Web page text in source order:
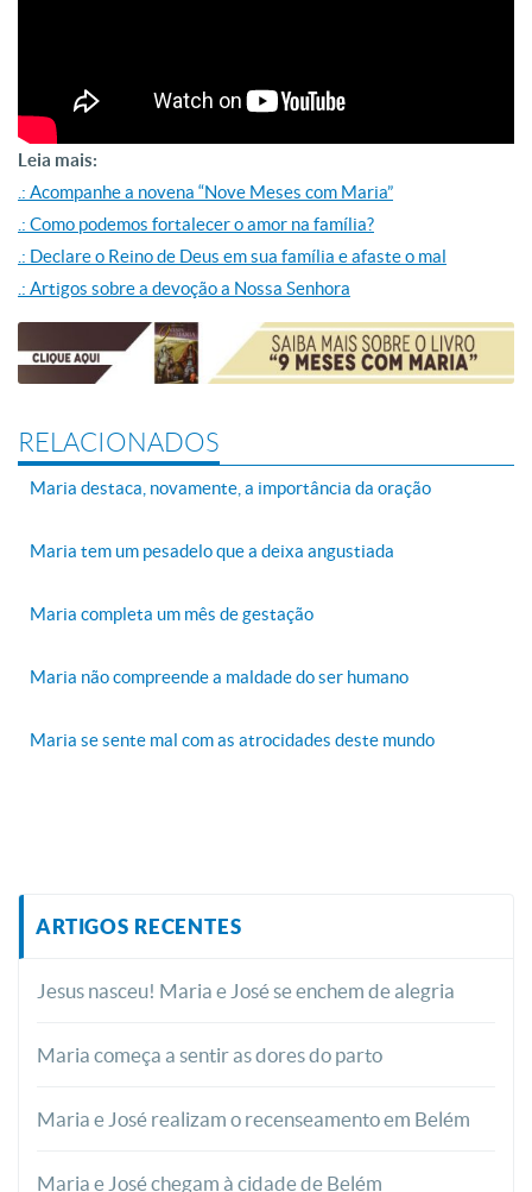
Leia mais:
.: Acompanhe a novena “Nove Meses com Maria”
.: Como podemos fortalecer o amor na família?
.: Declare o Reino de Deus em sua família e afaste o mal
.: Artigos sobre a devoção a Nossa Senhora
RELACIONADOS
Maria destaca, novamente, a importância da oração
Maria tem um pesadelo que a deixa angustiada
Maria completa um mês de gestação
Maria não compreende a maldade do ser humano
Maria se sente mal com as atrocidades deste mundo
ARTIGOS RECENTES
Jesus nasceu! Maria e José se enchem de alegria
Maria começa a sentir as dores do parto
Maria e José realizam o recenseamento em Belém
Maria e José chegam à cidade de Belém